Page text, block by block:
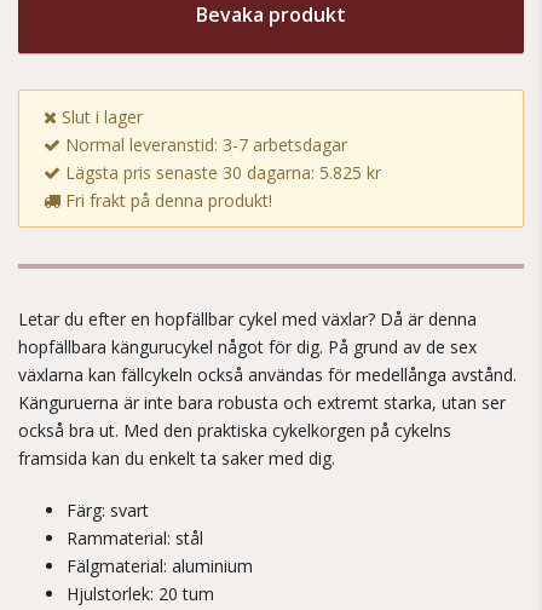
Bevaka produkt
Slut i lager
Normal leveranstid: 3-7 arbetsdagar
Lägsta pris senaste 30 dagarna: 5.825 kr
Fri frakt på denna produkt!
Letar du efter en hopfällbar cykel med växlar? Då är denna
hopfällbara kängurucykel något för dig. På grund av de sex
växlarna kan fällcykeln också användas för medellånga avstånd.
Känguruerna är inte bara robusta och extremt starka, utan ser
också bra ut. Med den praktiska cykelkorgen på cykelns
framsida kan du enkelt ta saker med dig.
Färg: svart
Rammaterial: stål
Fälgmaterial: aluminium
Hjulstorlek: 20 tum